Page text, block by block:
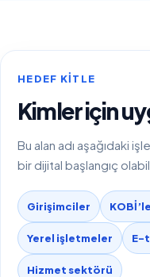
HEDEF KITLE
Kimler için
Bu alan adı aşağıdaki
bir dijital başlangıç
Girişimciler
Yerel işletmeler E-
Hizmet sektörü